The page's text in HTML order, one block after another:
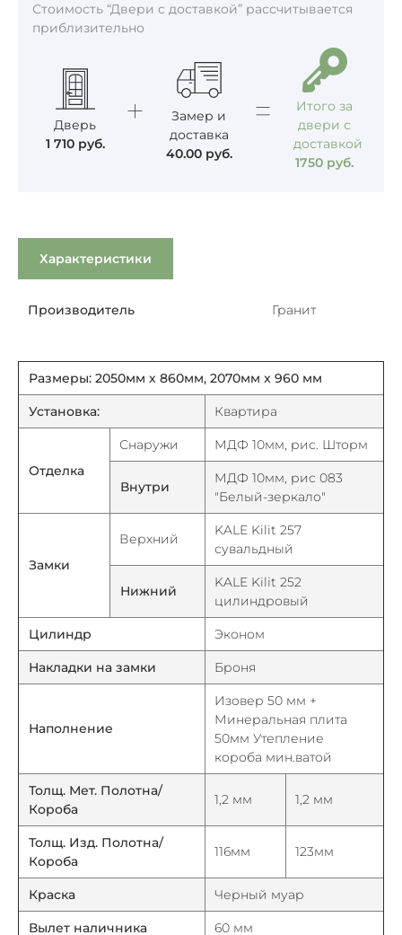
Стоимость “Двери c доставкой” рассчитывается
приблизительно
Дверь
1 710руб.
Замер и
доставка
40.00руб.
Итого за
двери с
доставкой
1750 руб.
Характеристики
Производитель Гранит
Размеры: 2050мм х 860мм, 2070мм x 960 мм
Установка: Квартира
Отделка
Снаружи МДФ 10мм, рис. Шторм
Внутри
МДФ 10мм, рис 083
"Белый-зеркало"
Замки
Верхний
KALE Kilit 257
сувальдный
Нижний
KALE Kilit 252
цилиндровый
Цилиндр Эконом
Накладки на замки Броня
Наполнение
Изовер 50 мм +
Минеральная плита
50мм Утепление
короба мин.ватой
Толщ. Мет. Полотна/
Короба
1,2 мм 1,2 мм
Толщ. Изд. Полотна/
Короба
116мм 123мм
Краска Черный муар
Вылет наличника 60 мм